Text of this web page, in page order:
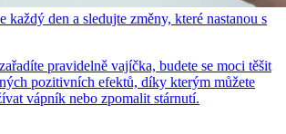
každý den a sledujte změny, které nastanou s
pravidelně vajíčka, budete se moci těšit
pozitivních efektů, díky kterým můžete
vápník nebo zpomalit stárnutí.